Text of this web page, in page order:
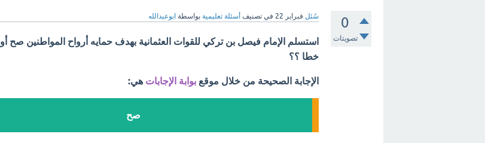
0
تصويتات
سُئل فبراير 22 في تصنيف أسئلة تعليمية بواسطة ابوعبدالله
استسلم الإمام فيصل بن تركي للقوات العثمانية بهدف حمايه أرواح المواطنين صح أو
خطا ؟؟
الإجابة الصحيحة من خلال موقع بوابة الإجابات هي:
صح